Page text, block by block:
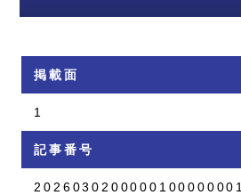
掲載面
1
記事番号
2026030200000100000001